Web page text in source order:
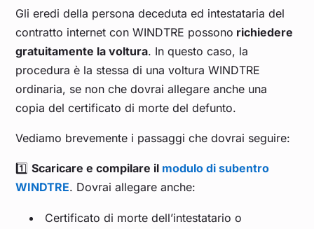
Gli eredi della persona deceduta ed intestataria del
contratto internet con WINDTRE possono richiedere
gratuitamente la voltura. In questo caso, la
procedura è la stessa di una voltura WINDTRE
ordinaria, se non che dovrai allegare anche una
copia del certificato di morte del defunto.
Vediamo brevemente i passaggi che dovrai seguire:
1️⃣Scaricare e compilare il modulo di subentro
WINDTRE. Dovrai allegare anche:
Certificato di morte dell’intestatario o